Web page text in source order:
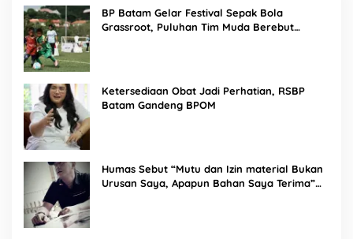
BP Batam Gelar Festival Sepak Bola
Grassroot, Puluhan Tim Muda Berebut
Ketersediaan Obat Jadi Perhatian, RSBP
Batam Gandeng BPOM
Humas Sebut “Mutu dan Izin material Bukan
Urusan Saya, Apapun Bahan Saya Terima”